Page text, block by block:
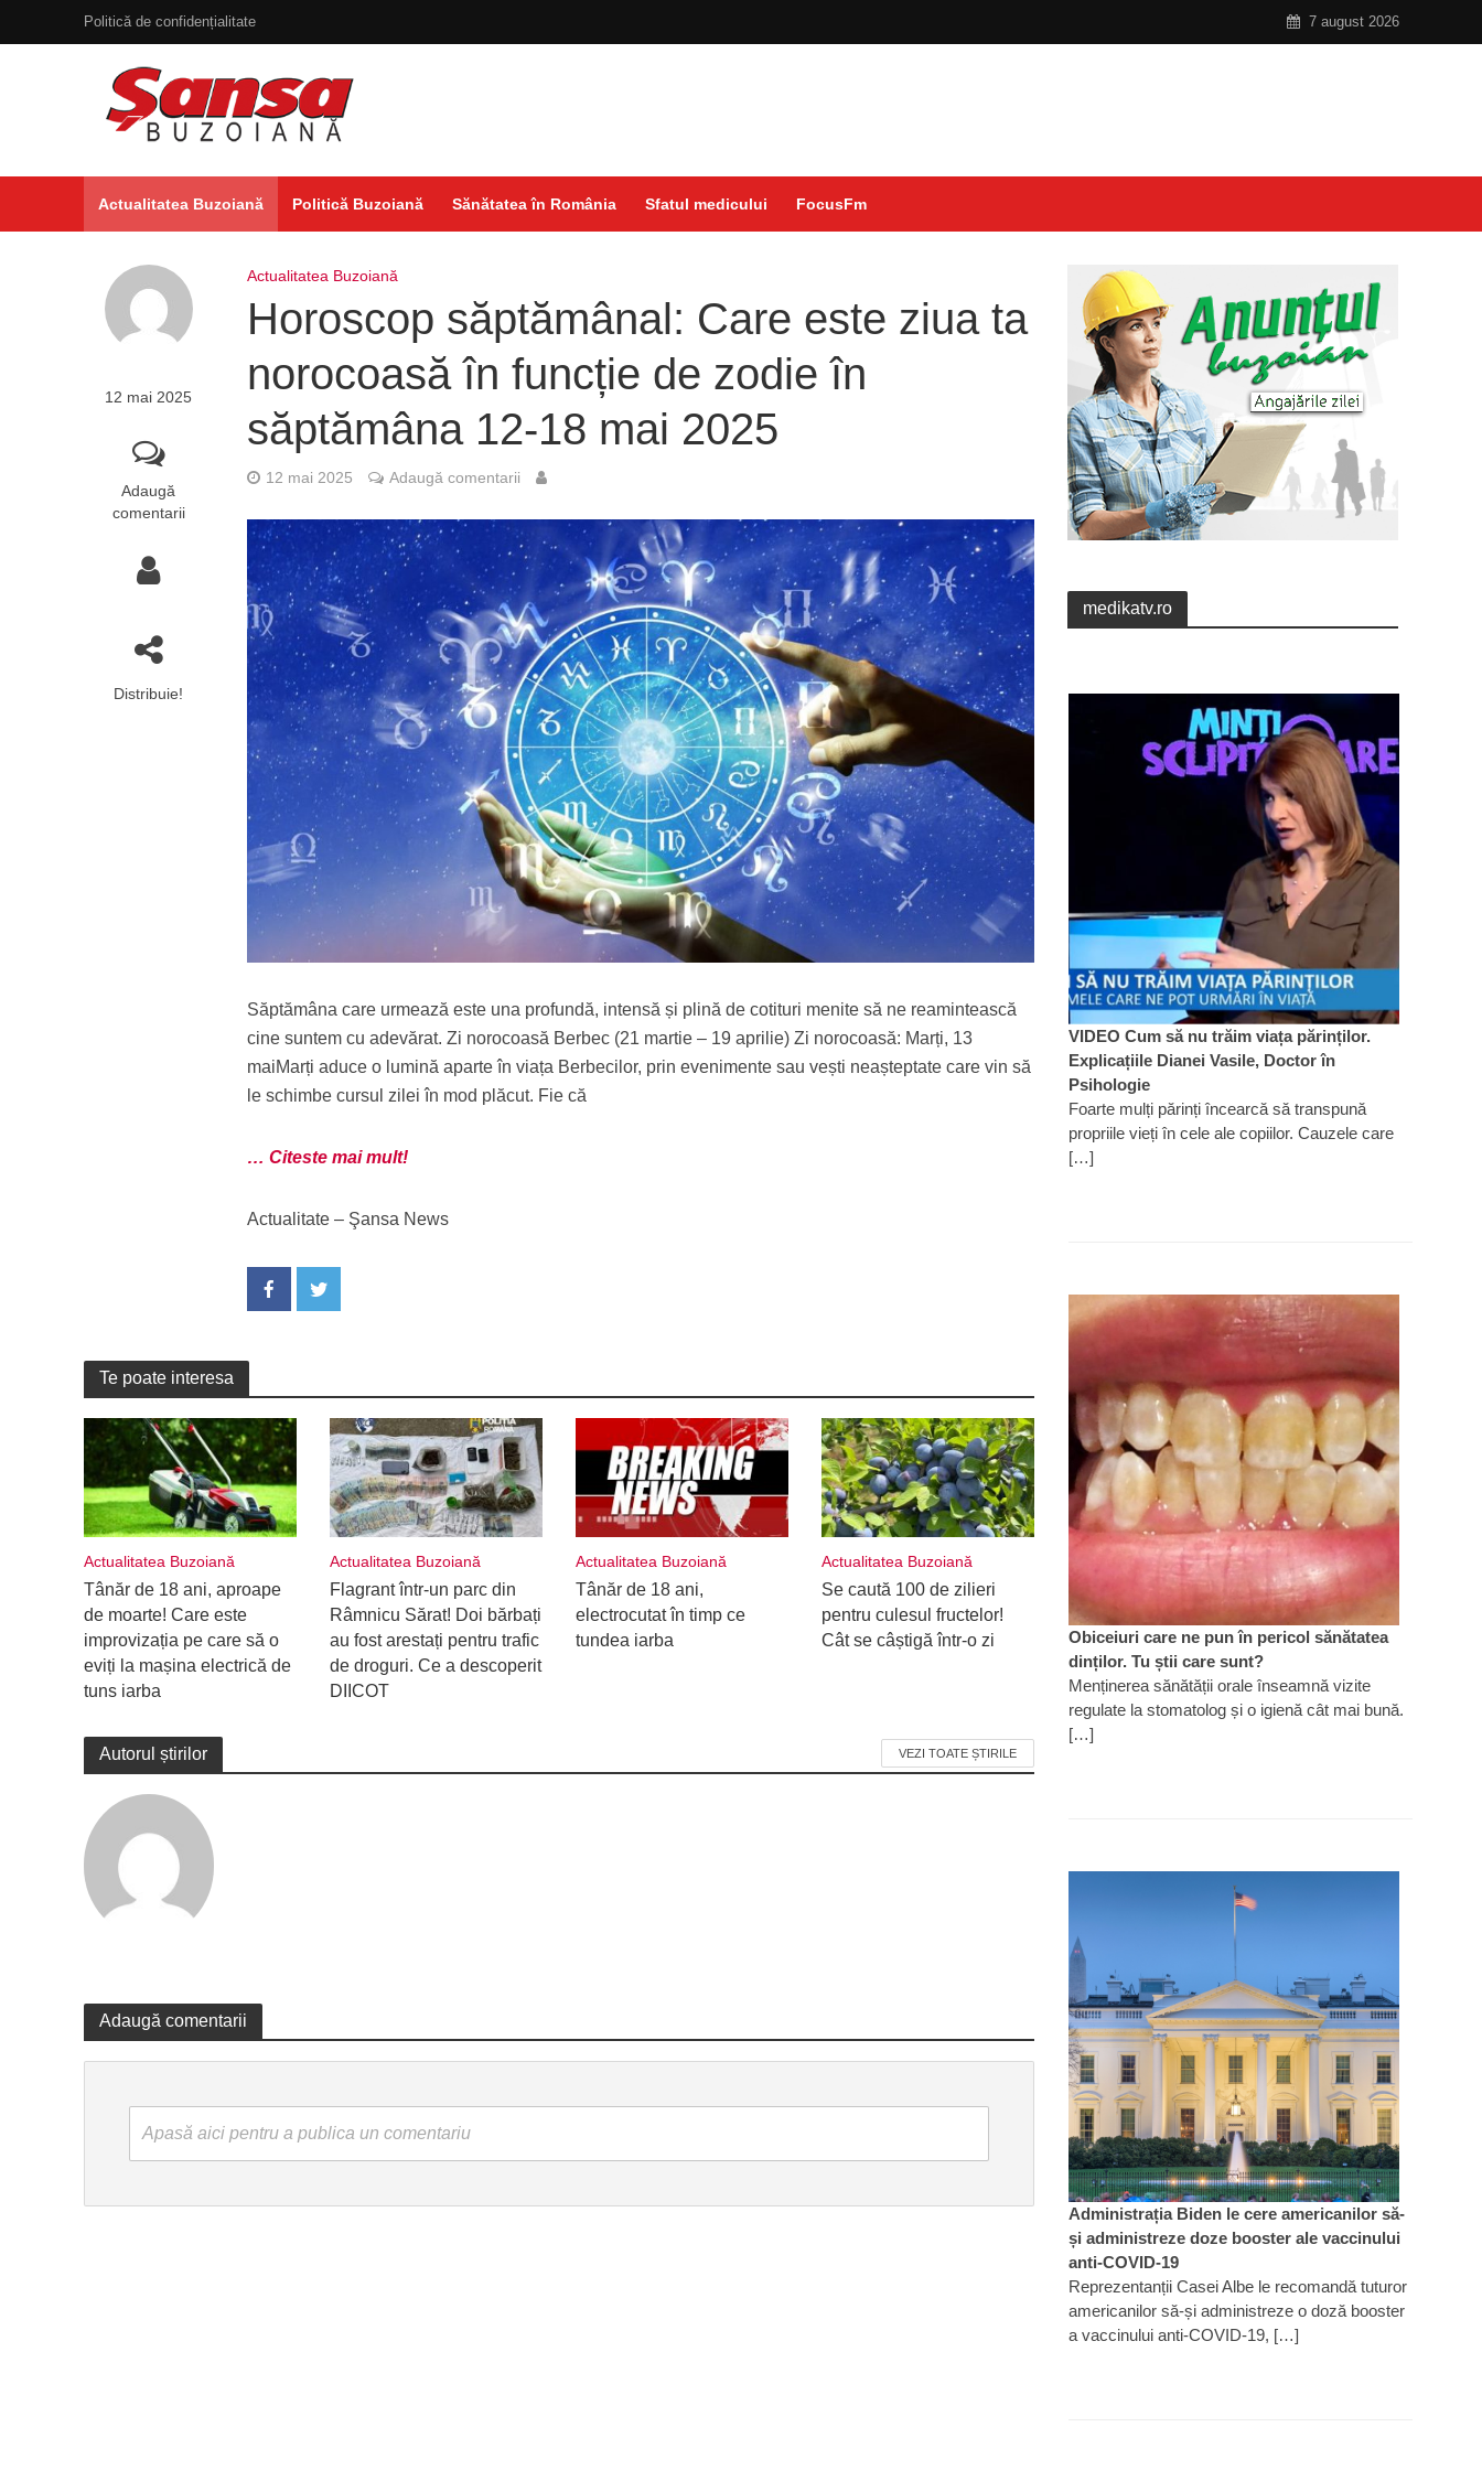
Politică de confidențialitate 7 august 2026
Actualitatea Buzoiană Politică Buzoiană Sănătatea în România Sfatul medicului FocusFm
12 mai 2025
Adaugă
comentarii
Distribuie!
Actualitatea Buzoiană
Horoscop săptămânal: Care este ziua ta
norocoasă în funcție de zodie în
săptămâna 12-18 mai 2025
12 mai 2025 Adaugă comentarii
Săptămâna care urmează este una profundă, intensă și plină de cotituri menite să ne reamintească
cine suntem cu adevărat. Zi norocoasă Berbec (21 martie – 19 aprilie) Zi norocoasă: Marți, 13
maiMarți aduce o lumină aparte în viața Berbecilor, prin evenimente sau vești neașteptate care vin să
le schimbe cursul zilei în mod plăcut. Fie că
… Citeste mai mult!
Actualitate – Şansa News
Te poate interesa
Actualitatea Buzoiană
Tânăr de 18 ani, aproape
de moarte! Care este
improvizația pe care să o
eviți la mașina electrică de
tuns iarba
Actualitatea Buzoiană
Flagrant într-un parc din
Râmnicu Sărat! Doi bărbați
au fost arestați pentru trafic
de droguri. Ce a descoperit
DIICOT
Actualitatea Buzoiană
Tânăr de 18 ani,
electrocutat în timp ce
tundea iarba
Actualitatea Buzoiană
Se caută 100 de zilieri
pentru culesul fructelor!
Cât se câștigă într-o zi
Autorul știrilor VEZI TOATE ȘTIRILE
Adaugă comentarii
Apasă aici pentru a publica un comentariu
medikatv.ro
VIDEO Cum să nu trăim viața părinților.
Explicațiile Dianei Vasile, Doctor în
Psihologie
Foarte mulți părinți încearcă să transpună
propriile vieți în cele ale copiilor. Cauzele care
[…]
Obiceiuri care ne pun în pericol sănătatea
dinților. Tu știi care sunt?
Menținerea sănătății orale înseamnă vizite
regulate la stomatolog și o igienă cât mai bună.
[…]
Administrația Biden le cere americanilor să-
și administreze doze booster ale vaccinului
anti-COVID-19
Reprezentanții Casei Albe le recomandă tuturor
americanilor să-și administreze o doză booster
a vaccinului anti-COVID-19, […]